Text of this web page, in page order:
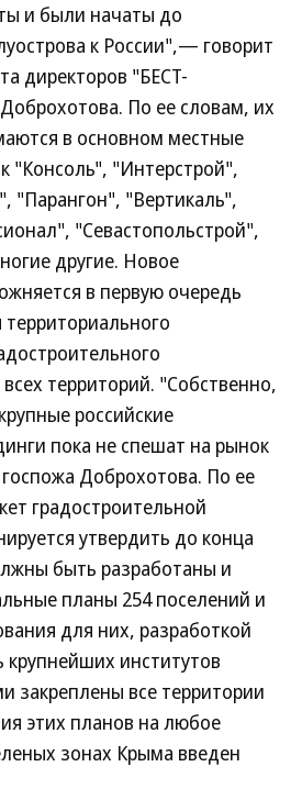
и были начаты до
к России",— говорит
директоров "БЕСТ-
По ее словам, их
в основном местные
"Консоль", "Интерстрой",
"Парангон", "Вертикаль",
"Севастопольстрой",
другие. Новое
в первую очередь
территорий. "Собственно,
российские
пока не спешат на рынок
Доброхотова. По ее
градостроительной
утвердить до конца
быть разработаны и
планы 254 поселений и
для них, разработкой
институтов
закреплены все территории
этих планов на любое
зонах Крыма введен